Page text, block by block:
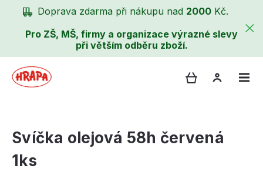
Doprava zdarma při nákupu nad 2000 Kč.
Pro ZŠ, MŠ, firmy a organizace výrazné slevy
při větším odběru zboží.
Svíčka olejová 58h červená
1ks